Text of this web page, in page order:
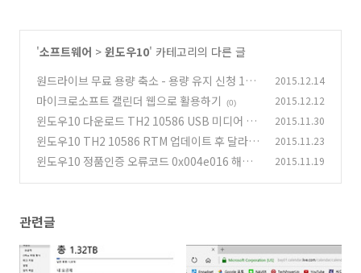
'소프트웨어 > 윈도우10' 카테고리의 다른 글
원드라이브 무료 용량 축소 - 용량 유지 신청 1월
31일까지 (5)
2015.12.14
마이크로소프트 캘린더 웹으로 활용하기 (0) 2015.12.12
윈도우10 다운로드 TH2 10586 USB 미디어 만
들기 및 ISO 다운로드
(75)
2015.11.30
윈도우10 TH2 10586 RTM 업데이트 후 달라진
부분
(13)
2015.11.23
윈도우10 정품인증 오류코드 0x004e016 해결
2015.11.19
관련글